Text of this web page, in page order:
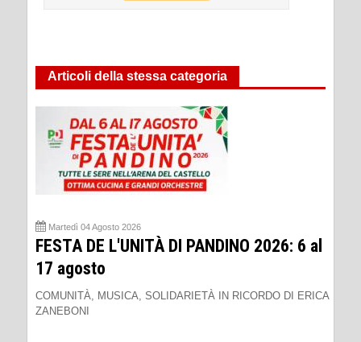
Articoli della stessa categoria
Martedì 04 Agosto 2026
FESTA DE L'UNITÀ DI PANDINO 2026: 6 al
17 agosto
COMUNITÀ, MUSICA, SOLIDARIETÀ IN RICORDO DI ERICA
ZANEBONI